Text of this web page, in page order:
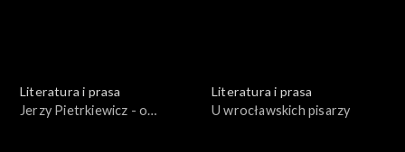
Literatura i prasa
Jerzy Pietrkiewicz - o
Literatura i prasa
U wrocławskich pisarzy